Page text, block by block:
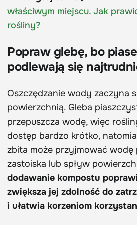
właściwym miejscu. Jak
rośliny?
Popraw glebę, bo
podlewają się
Oszczędzanie wody zaczyna
powierzchnią. Gleba
przepuszcza wodę, więc
dostęp bardzo krótko,
zbita może przyjmować
zastoiska lub spływ
dodawanie kompostu
zwiększa jej zdolność do
i ułatwia korzeniom